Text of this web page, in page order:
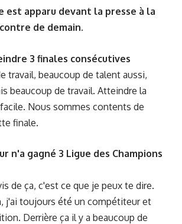
est apparu devant la presse à la
de demain.
3 finales consécutives
travail, beaucoup de talent aussi,
beaucoup de travail. Atteindre la
Nous sommes contents de
finale.
n'a gagné 3 Ligue des Champions
de ça, c'est ce que je peux te dire.
j'ai toujours été un compétiteur et
Derrière ça il y a beaucoup de